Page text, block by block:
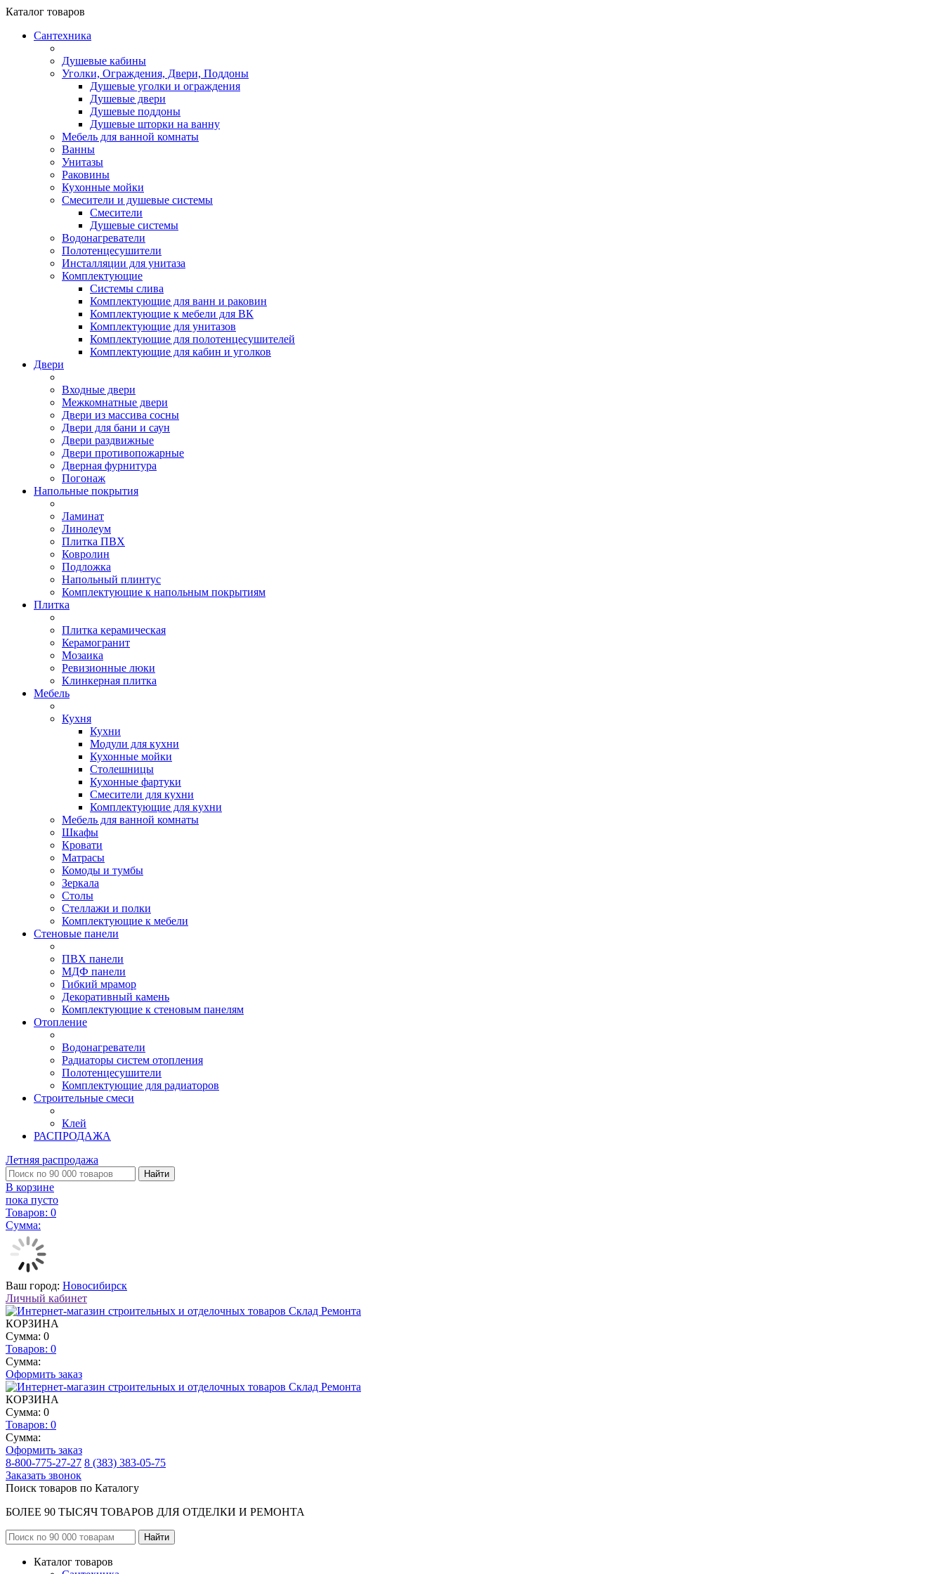
Каталог товаров
Сантехника
Душевые кабины
Уголки, Ограждения, Двери, Поддоны
Душевые уголки и ограждения
Душевые двери
Душевые поддоны
Душевые шторки на ванну
Мебель для ванной комнаты
Ванны
Унитазы
Раковины
Кухонные мойки
Смесители и душевые системы
Смесители
Душевые системы
Водонагреватели
Полотенцесушители
Инсталляции для унитаза
Комплектующие
Системы слива
Комплектующие для ванн и раковин
Комплектующие к мебели для ВК
Комплектующие для унитазов
Комплектующие для полотенцесушителей
Комплектующие для кабин и уголков
Двери
Входные двери
Межкомнатные двери
Двери из массива сосны
Двери для бани и саун
Двери раздвижные
Двери противопожарные
Дверная фурнитура
Погонаж
Напольные покрытия
Ламинат
Линолеум
Плитка ПВХ
Ковролин
Подложка
Напольный плинтус
Комплектующие к напольным покрытиям
Плитка
Плитка керамическая
Керамогранит
Мозаика
Ревизионные люки
Клинкерная плитка
Мебель
Кухня
Кухни
Модули для кухни
Кухонные мойки
Столешницы
Кухонные фартуки
Смесители для кухни
Комплектующие для кухни
Мебель для ванной комнаты
Шкафы
Кровати
Матрасы
Комоды и тумбы
Зеркала
Столы
Стеллажи и полки
Комплектующие к мебели
Стеновые панели
ПВХ панели
МДФ панели
Гибкий мрамор
Декоративный камень
Комплектующие к стеновым панелям
Отопление
Водонагреватели
Радиаторы систем отопления
Полотенцесушители
Комплектующие для радиаторов
Строительные смеси
Клей
РАСПРОДАЖА
Летняя распродажа
Найти
В корзине
пока пусто
Товаров: 0
Сумма:
Ваш город: Новосибирск
Личный кабинет
КОРЗИНА
Сумма: 0
Товаров: 0
Сумма:
Оформить заказ
КОРЗИНА
Сумма: 0
Товаров: 0
Сумма:
Оформить заказ
8-800-775-27-27 8 (383) 383-05-75
Заказать звонок
Поиск товаров по Каталогу
БОЛЕЕ 90 ТЫСЯЧ ТОВАРОВ ДЛЯ ОТДЕЛКИ И РЕМОНТА
Каталог товаров